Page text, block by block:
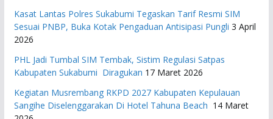
Kasat Lantas Polres Sukabumi Tegaskan Tarif Resmi SIM
Sesuai PNBP, Buka Kotak Pengaduan Antisipasi Pungli 3 April
2026
PHL Jadi Tumbal SIM Tembak, Sistim Regulasi Satpas
Kabupaten Sukabumi Diragukan 17 Maret 2026
Kegiatan Musrembang RKPD 2027 ​Kabupaten Kepulauan
Sangihe Diselenggarakan Di Hotel Tahuna Beach 14 Maret